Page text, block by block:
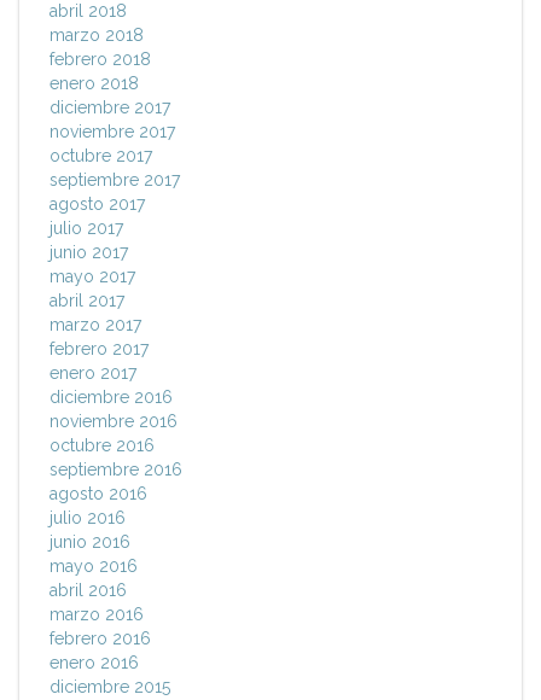
abril 2018
marzo 2018
febrero 2018
enero 2018
diciembre 2017
noviembre 2017
octubre 2017
septiembre 2017
agosto 2017
julio 2017
junio 2017
mayo 2017
abril 2017
marzo 2017
febrero 2017
enero 2017
diciembre 2016
noviembre 2016
octubre 2016
septiembre 2016
agosto 2016
julio 2016
junio 2016
mayo 2016
abril 2016
marzo 2016
febrero 2016
enero 2016
diciembre 2015